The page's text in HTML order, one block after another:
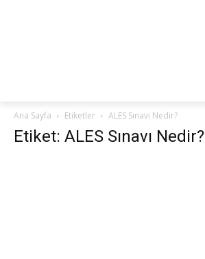
Ana Sayfa Etiketler ALES Sınavı Nedir?
Etiket: ALES Sınavı Nedir?